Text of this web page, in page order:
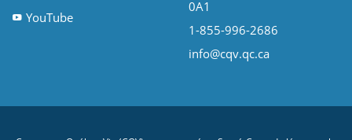
YouTube
0A1
1-855-996-2686
info@cqv.qc.ca